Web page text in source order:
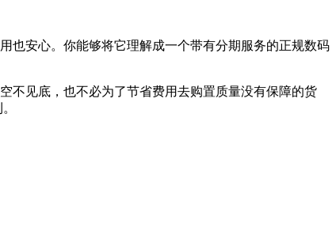
也安心。你能够将它理解成一个带有分期服务的正规数码
不见底，也不必为了节省费用去购置质量没有保障的货